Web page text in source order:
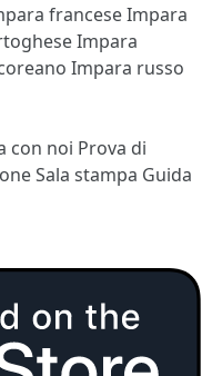
franceseImpara
Impara
Impara russo
con noi Prova di
Sala stampa Guida